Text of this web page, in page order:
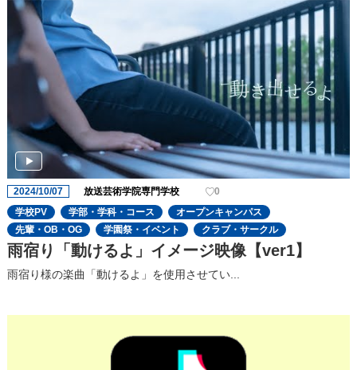
2024/10/07 放送芸術学院専門学校
0
学校PV
学部・学科・コース
オープンキャンパス
先輩・OB・OG
学園祭・イベント クラブ・サークル
雨宿り「動けるよ」イメージ映像【ver1】
雨宿り様の楽曲「動けるよ」を使用させてい...